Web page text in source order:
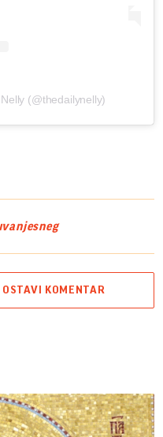
(@thedailynelly)
sneg
OSTAVI KOMENTAR